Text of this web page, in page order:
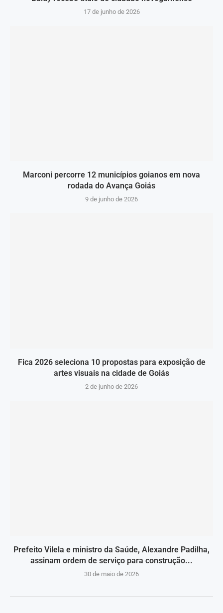
17 de junho de 2026
Marconi percorre 12 municípios goianos em nova
rodada do Avança Goiás
9 de junho de 2026
Fica 2026 seleciona 10 propostas para exposição de
artes visuais na cidade de Goiás
2 de junho de 2026
Prefeito Vilela e ministro da Saúde, Alexandre Padilha,
assinam ordem de serviço para construção...
30 de maio de 2026